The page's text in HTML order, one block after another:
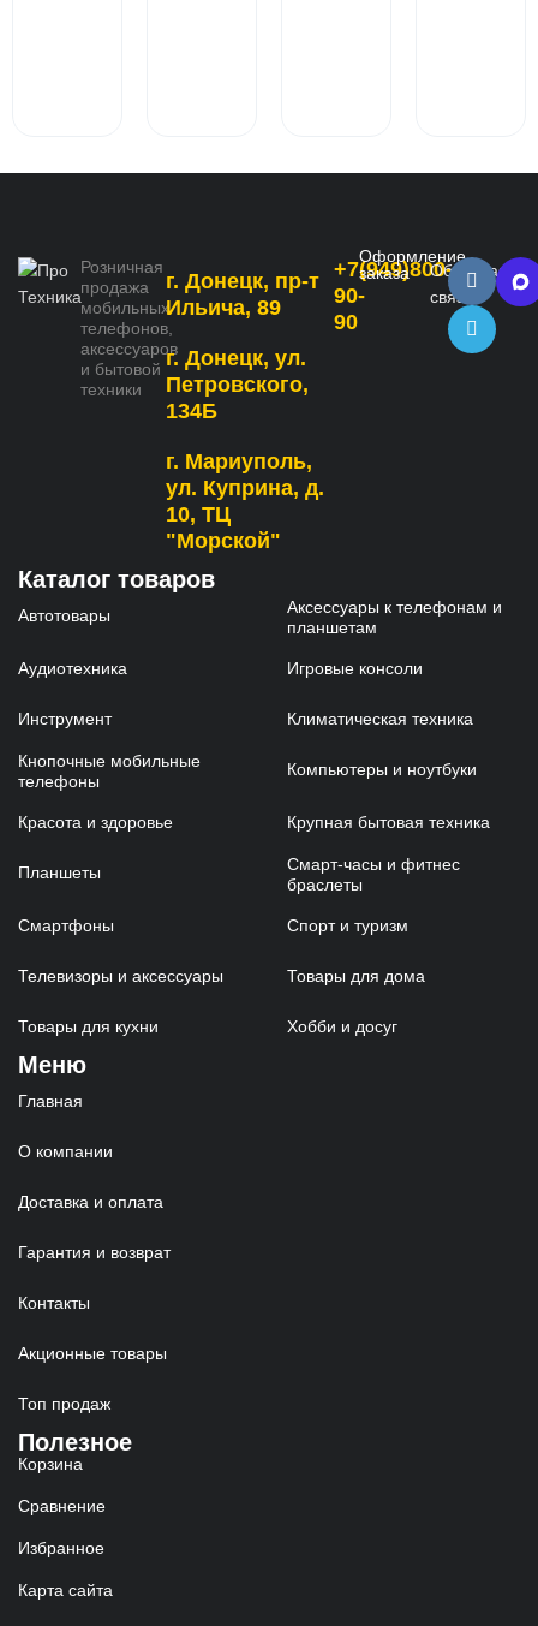
Розничная
продажа
мобильных
телефонов,
аксессуаров
и бытовой
техники
г. Донецк, пр-т
Ильича, 89
г. Донецк, ул.
Петровского,
134Б
г. Мариуполь,
ул. Куприна, д.
10, ТЦ
"Морской"
+7(949)800-
90-
90
Оформление
заказа
Обратная
связь
Каталог товаров
Автотовары
Аксессуары к телефонам и
планшетам
Аудиотехника Игровые консоли
Инструмент Климатическая техника
Кнопочные мобильные
телефоны
Компьютеры и ноутбуки
Красота и здоровье Крупная бытовая техника
Планшеты
Смарт-часы и фитнес
браслеты
Смартфоны Спорт и туризм
Телевизоры и аксессуары Товары для дома
Товары для кухни Хобби и досуг
Меню
Главная
О компании
Доставка и оплата
Гарантия и возврат
Контакты
Акционные товары
Топ продаж
Полезное
Корзина
Сравнение
Избранное
Карта сайта